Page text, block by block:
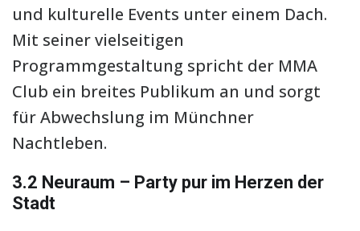
und kulturelle Events unter einem Dach.
Mit seiner vielseitigen
Programmgestaltung spricht der MMA
Club ein breites Publikum an und sorgt
für Abwechslung im Münchner
Nachtleben.
3.2 Neuraum – Party pur im Herzen der
Stadt